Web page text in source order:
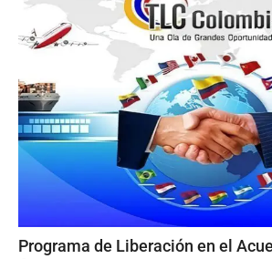
Programa de Liberación en el